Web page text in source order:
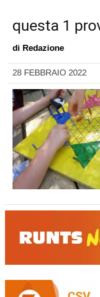
questa 1
di Redazione
28 FEBBRAIO 2022